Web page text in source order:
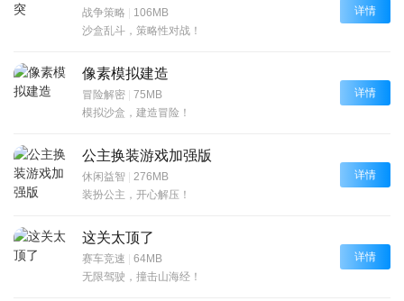
战争策略 | 106MB
沙盒乱斗，策略性对战！
详情
像素模拟建造
冒险解密 | 75MB
模拟沙盒，建造冒险！
详情
公主换装游戏加强版
休闲益智 | 276MB
装扮公主，开心解压！
详情
这关太顶了
赛车竞速 | 64MB
无限驾驶，撞击山海经！
详情